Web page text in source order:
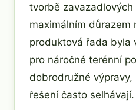
tvorbě zavazadlových
maximálním důrazem
produktová řada byla
pro náročné terénní
dobrodružné
řešení často selhávají.